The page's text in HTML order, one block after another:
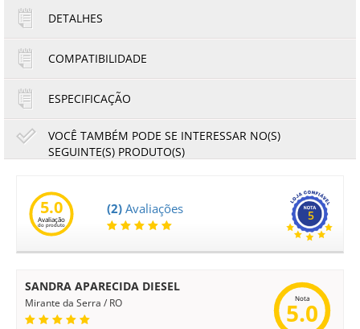
DETALHES
COMPATIBILIDADE
ESPECIFICAÇÃO
VOCÊ TAMBÉM PODE SE INTERESSAR NO(S)
SEGUINTE(S) PRODUTO(S)
73,23 ou R$408,60
5.0
Avaliação
do produto
(2) Avaliações 5
SANDRA APARECIDA DIESEL
Mirante da Serra / RO Nota
5.0